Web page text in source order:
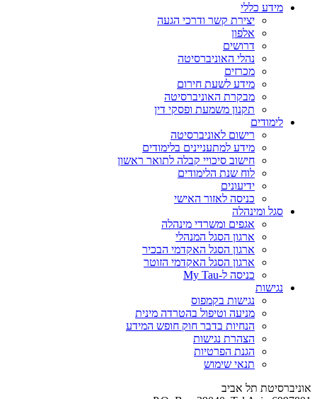
מידע כללי
יצירת קשר ודרכי הגעה
אלפון
דרושים
נהלי האוניברסיטה
מכרזים
מידע לשעת חירום
מבקרת האוניברסיטה
תקנון משמעת ופסקי דין
לימודים
רישום לאוניברסיטה
מידע למתעניינים בלימודים
חישוב סיכויי קבלה לתואר ראשון
לוח שנת הלימודים
ידיעונים
כניסה לאזור האישי
סגל ומינהלה
אגפים ומשרדי מינהלה
ארגון הסגל המנהלי
ארגון הסגל האקדמי הבכיר
ארגון הסגל האקדמי הזוטר
כניסה ל-My Tau
נגישות
נגישות בקמפוס
מניעה וטיפול בהטרדה מינית
הנחיות בדבר חוק חופש המידע
הצהרת נגישות
הגנת הפרטיות
תנאי שימוש
אוניברסיטת תל אביב